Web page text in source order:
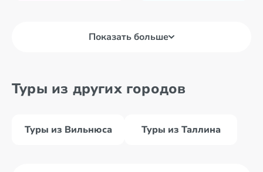
Показать больше
Туры из других городов
Туры из Вильнюса Туры из Таллина